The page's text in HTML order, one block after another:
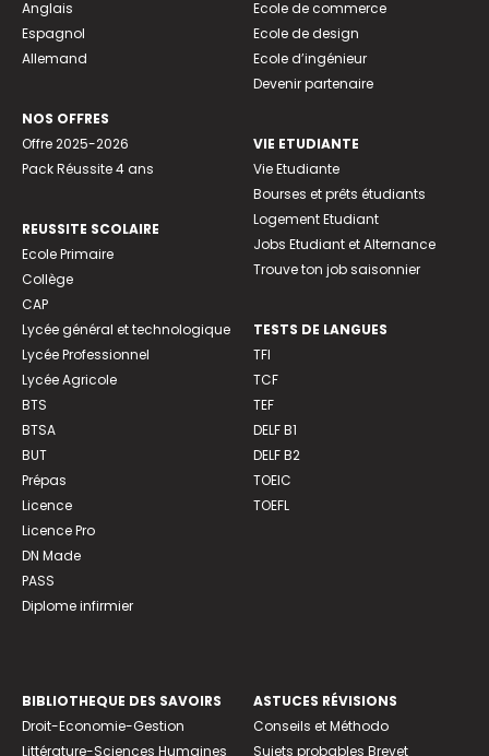
Anglais
Espagnol
Allemand
NOS OFFRES
Offre 2025-2026
Pack Réussite 4 ans
REUSSITE SCOLAIRE
Ecole Primaire
Collège
CAP
Lycée général et technologique
Lycée Professionnel
Lycée Agricole
BTS
BTSA
BUT
Prépas
Licence
Licence Pro
DN Made
PASS
Diplome infirmier
Ecole de commerce
Ecole de design
Ecole d’ingénieur
Devenir partenaire
VIE ETUDIANTE
Vie Etudiante
Bourses et prêts étudiants
Logement Etudiant
Jobs Etudiant et Alternance
Trouve ton job saisonnier
TESTS DE LANGUES
TFI
TCF
TEF
DELF B1
DELF B2
TOEIC
TOEFL
BIBLIOTHEQUE DES SAVOIRS
Droit-Economie-Gestion
Littérature-Sciences Humaines
ASTUCES RÉVISIONS
Conseils et Méthodo
Sujets probables Brevet